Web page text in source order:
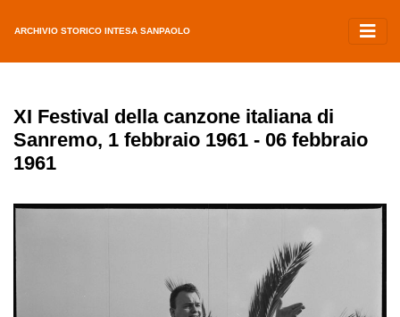
ARCHIVIO STORICO INTESA SANPAOLO
XI Festival della canzone italiana di
Sanremo, 1 febbraio 1961 - 06 febbraio
1961